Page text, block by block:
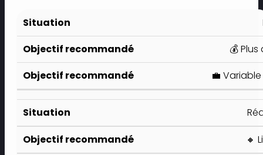
💰
💼
🔸